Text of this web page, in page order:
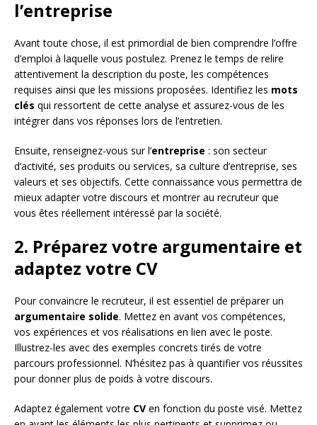
l’entreprise
Avant toute chose, il est primordial de bien comprendre l’offre
d’emploi à laquelle vous postulez. Prenez le temps de relire
attentivement la description du poste, les compétences
requises ainsi que les missions proposées. Identifiez les mots
clés qui ressortent de cette analyse et assurez-vous de les
intégrer dans vos réponses lors de l’entretien.
Ensuite, renseignez-vous sur l’entreprise : son secteur
d’activité, ses produits ou services, sa culture d’entreprise, ses
valeurs et ses objectifs. Cette connaissance vous permettra de
mieux adapter votre discours et montrer au recruteur que
vous êtes réellement intéressé par la société.
2. Préparez votre argumentaire et
adaptez votre CV
Pour convaincre le recruteur, il est essentiel de préparer un
argumentaire solide. Mettez en avant vos compétences,
vos expériences et vos réalisations en lien avec le poste.
Illustrez-les avec des exemples concrets tirés de votre
parcours professionnel. N’hésitez pas à quantifier vos réussites
pour donner plus de poids à votre discours.
Adaptez également votre CV en fonction du poste visé. Mettez